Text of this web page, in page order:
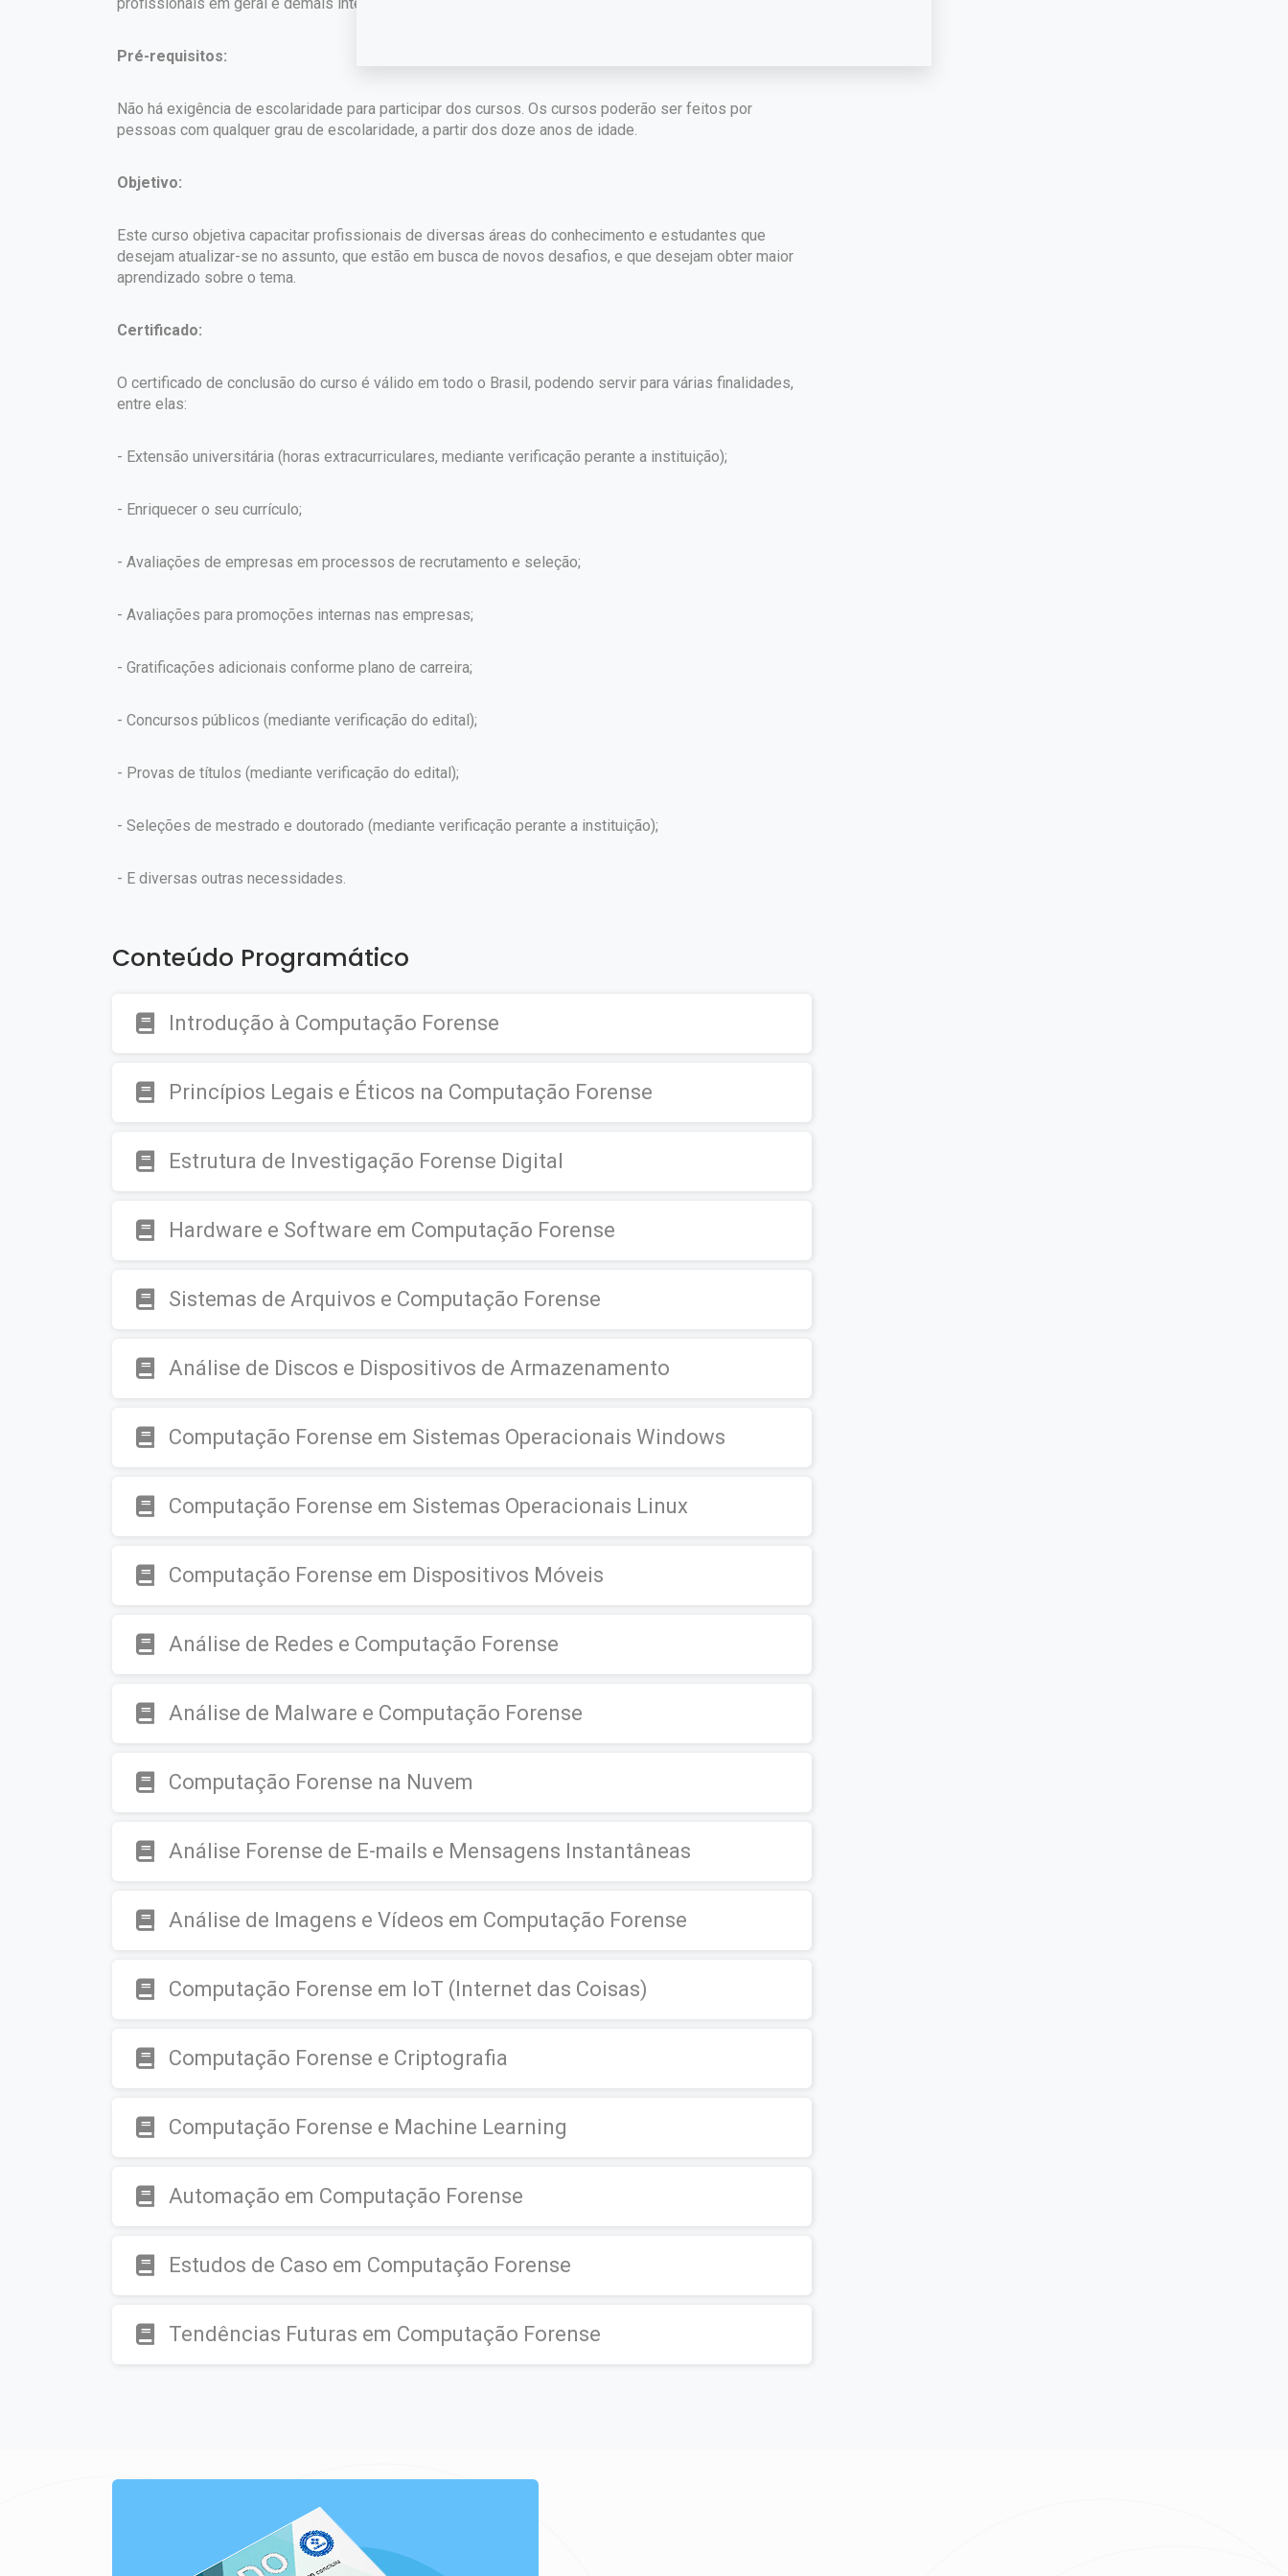
Pré-requisitos:
Não há exigência de escolaridade para participar dos cursos. Os cursos poderão ser feitos por
pessoas com qualquer grau de escolaridade, a partir dos doze anos de idade.
Objetivo:
Este curso objetiva capacitar profissionais de diversas áreas do conhecimento e estudantes que
desejam atualizar-se no assunto, que estão em busca de novos desafios, e que desejam obter maior
aprendizado sobre o tema.
Certificado:
O certificado de conclusão do curso é válido em todo o Brasil, podendo servir para várias finalidades,
entre elas:
- Extensão universitária (horas extracurriculares, mediante verificação perante a instituição);
- Enriquecer o seu currículo;
- Avaliações de empresas em processos de recrutamento e seleção;
- Avaliações para promoções internas nas empresas;
- Gratificações adicionais conforme plano de carreira;
- Concursos públicos (mediante verificação do edital);
- Provas de títulos (mediante verificação do edital);
- Seleções de mestrado e doutorado (mediante verificação perante a instituição);
- E diversas outras necessidades.
Conteúdo Programático
Introdução à Computação Forense
Princípios Legais e Éticos na Computação Forense
Estrutura de Investigação Forense Digital
Hardware e Software em Computação Forense
Sistemas de Arquivos e Computação Forense
Análise de Discos e Dispositivos de Armazenamento
Computação Forense em Sistemas Operacionais Windows
Computação Forense em Sistemas Operacionais Linux
Computação Forense em Dispositivos Móveis
Análise de Redes e Computação Forense
Análise de Malware e Computação Forense
Computação Forense na Nuvem
Análise Forense de E-mails e Mensagens Instantâneas
Análise de Imagens e Vídeos em Computação Forense
Computação Forense em IoT (Internet das Coisas)
Computação Forense e Criptografia
Computação Forense e Machine Learning
Automação em Computação Forense
Estudos de Caso em Computação Forense
Tendências Futuras em Computação Forense